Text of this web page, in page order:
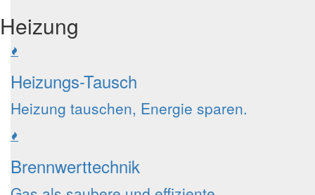
Heizung
Heizungs-Tausch
Heizung tauschen, Energie sparen.
Brennwerttechnik